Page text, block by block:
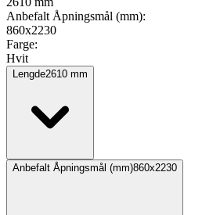
Anbefalt Åpningsmål (mm):
860x2230
Farge:
Hvit
Lengde2610 mm
Anbefalt Åpningsmål (mm)860x2230